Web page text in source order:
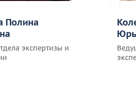
Полина
экспертизы и